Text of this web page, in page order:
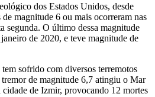
dos Estados Unidos, desde
de magnitude 6 ou mais ocorreram nas
segunda. O último dessa magnitude
de 2020, e teve magnitude de
sofrido com diversos terremotos
de magnitude 6,7 atingiu o Mar
cidade de Izmir, provocando 12 mortes